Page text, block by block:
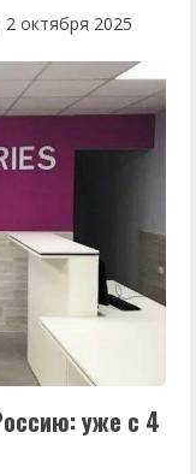
2 октября 2025
уже с 4